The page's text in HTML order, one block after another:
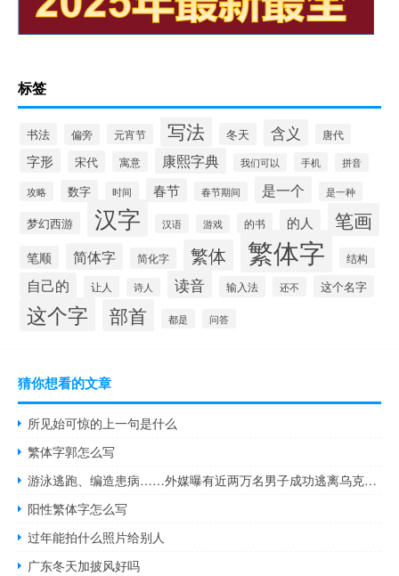
标签
书法 偏旁 元宵节 写法 冬天 含义 唐代
字形 宋代 寓意 康熙字典 我们可以 手机 拼音
攻略 数字 时间 春节 春节期间 是一个 是一种
梦幻西游 汉字 汉语 游戏 的书 的人 笔画
笔顺 简体字 简化字 繁体 繁体字 结构
自己的 让人 诗人 读音 输入法 还不 这个名字
这个字 部首 都是 问答
猜你想看的文章
所见始可惊的上一句是什么
繁体字郭怎么写
游泳逃跑、编造患病……外媒曝有近两万名男子成功逃离乌克兰躲避征兵
阳性繁体字怎么写
过年能拍什么照片给别人
广东冬天加披风好吗